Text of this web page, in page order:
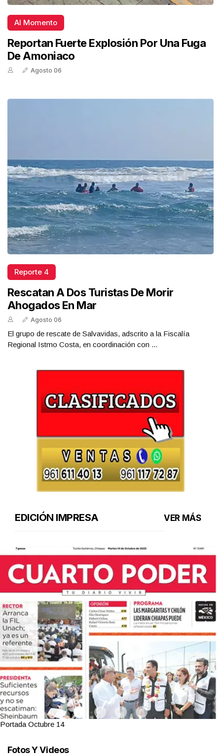
Al Momento
Reportan Fuerte Explosión Por Una Fuga
De Amoniaco
Agosto 06
Reporte 4
Rescatan A Dos Turistas De Morir
Ahogados En Mar
Agosto 06
El grupo de rescate de Salvavidas, adscrito a la Fiscalía
Regional Istmo Costa, en coordinación con ...
EDICIÓN IMPRESA VER MÁS
Portada Octubre 14
Fotos Y Videos